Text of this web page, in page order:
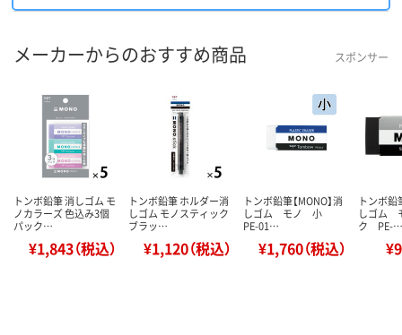
メーカーからのおすすめ商品 スポンサー
トンボ鉛筆 消しゴム モ
ノカラーズ 色込み3個
パック…
¥1,843（税込）
トンボ鉛筆 ホルダー消
しゴム モノスティック
ブラッ…
¥1,120（税込）
トンボ鉛筆【MONO】消
しゴム モノ 小
PE-01…
¥1,760（税込）
トンボ鉛
しゴム
ク PE-…